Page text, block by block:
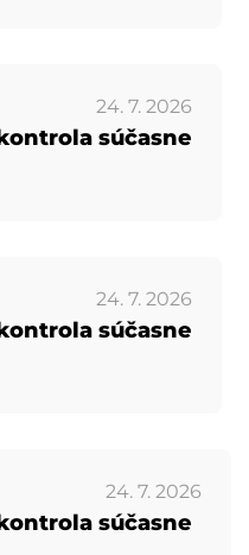
24. 7. 2026
súčasne
24. 7. 2026
súčasne
24. 7. 2026
súčasne